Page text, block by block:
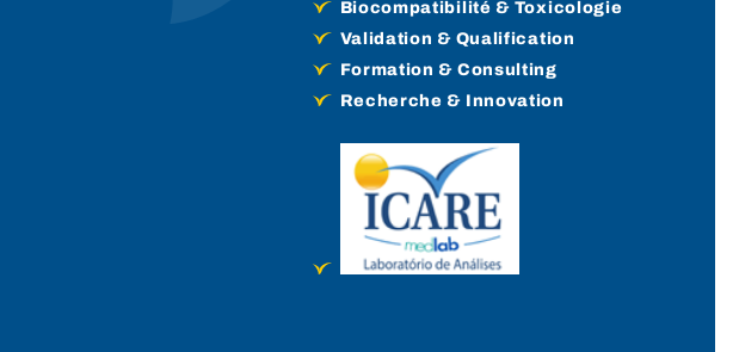
Biocompatibilité & Toxicologie
Validation & Qualification
Formation & Consulting
Recherche & Innovation